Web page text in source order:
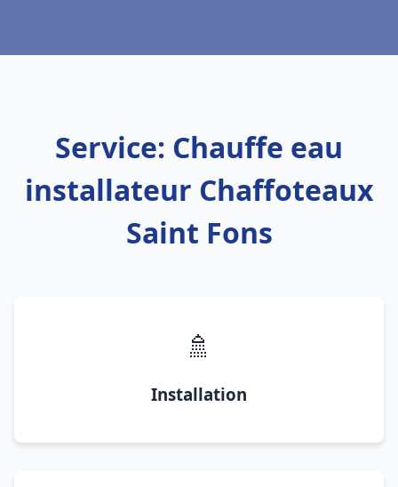
Service: Chauffe eau
installateur Chaffoteaux
Saint Fons
🚿
Installation